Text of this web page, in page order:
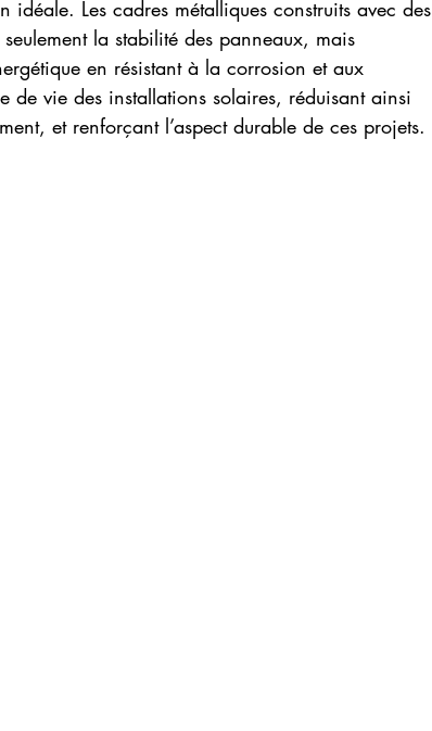
idéale. Les cadres métalliques construits avec des
la stabilité des panneaux, mais
en résistant à la corrosion et aux
de vie des installations solaires, réduisant ainsi
et renforçant l’aspect durable de ces projets.